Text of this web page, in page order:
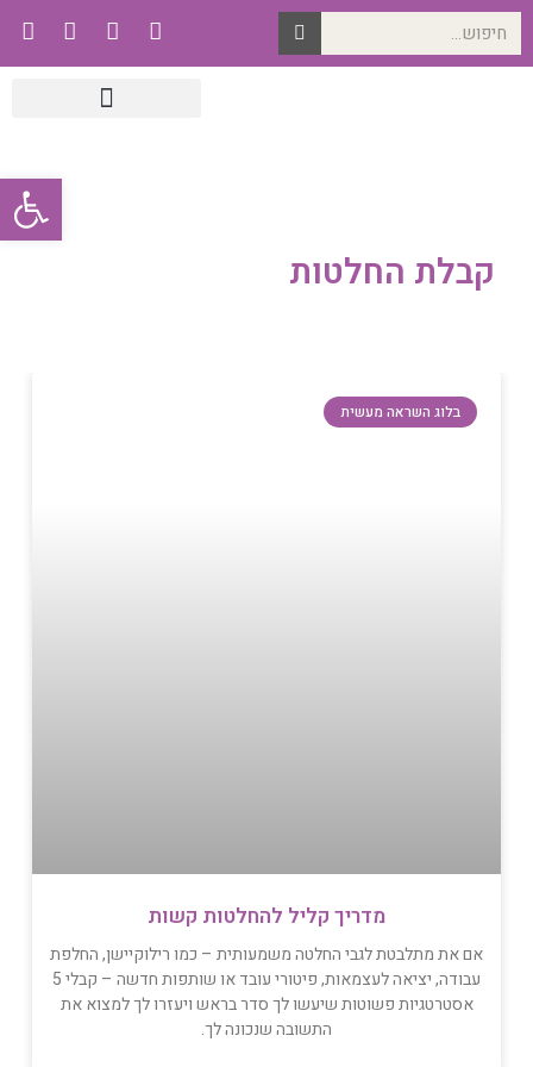
קבלת החלטות
בלוג השראה מעשית
מדריך קליל להחלטות קשות
אם את מתלבטת לגבי החלטה משמעותית – כמו רילוקיישן, החלפת
עבודה, יציאה לעצמאות, פיטורי עובד או שותפות חדשה – קבלי 5
אסטרטגיות פשוטות שיעשו לך סדר בראש ויעזרו לך למצוא את
התשובה שנכונה לך.
פתח